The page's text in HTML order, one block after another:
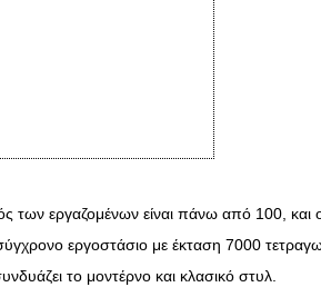
των εργαζομένων είναι πάνω από 100, και
εργοστάσιο με έκταση 7000
το μοντέρνο και κλασικό στυλ.